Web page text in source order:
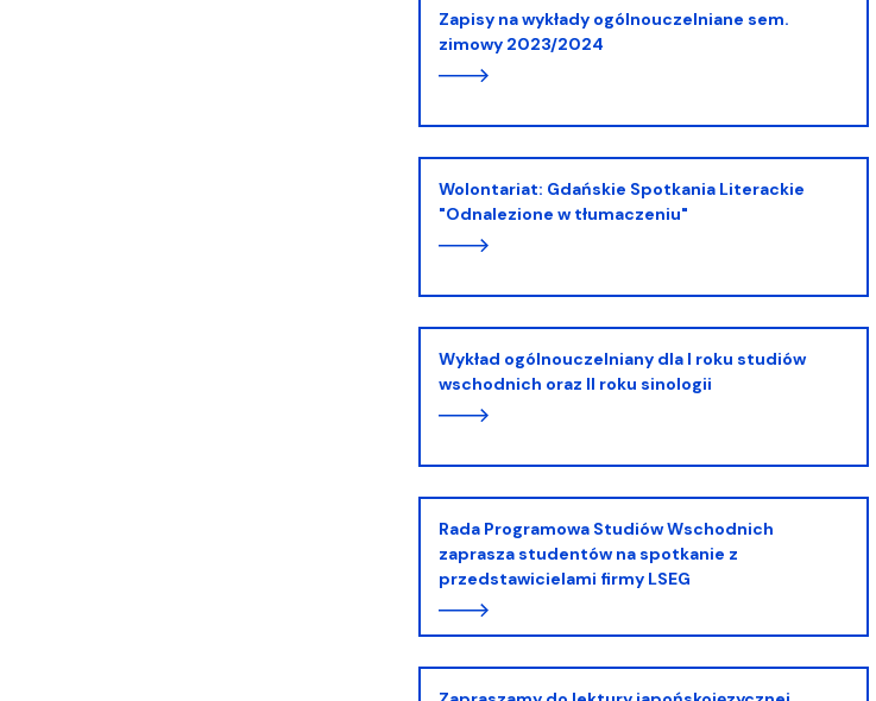
Zapisy na wykłady ogólnouczelniane sem.
zimowy 2023/2024
Wolontariat: Gdańskie Spotkania Literackie
"Odnalezione w tłumaczeniu"
Wykład ogólnouczelniany dla I roku studiów
wschodnich oraz II roku sinologii
Rada Programowa Studiów Wschodnich
zaprasza studentów na spotkanie z
przedstawicielami firmy LSEG